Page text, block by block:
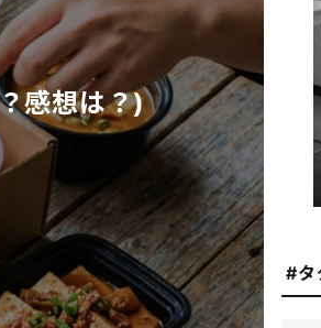
感想は？)
#タ